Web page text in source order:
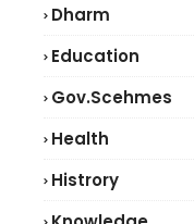
Dharm
Education
Gov.scehmes
Health
Histrory